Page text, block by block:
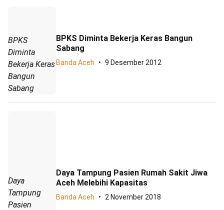
BPKS
Diminta
Bekerja Keras
Bangun
Sabang
BPKS Diminta Bekerja Keras Bangun
Sabang
Banda Aceh 9 Desember 2012
Daya
Tampung
Pasien
Daya Tampung Pasien Rumah Sakit Jiwa
Aceh Melebihi Kapasitas
Banda Aceh 2 November 2018